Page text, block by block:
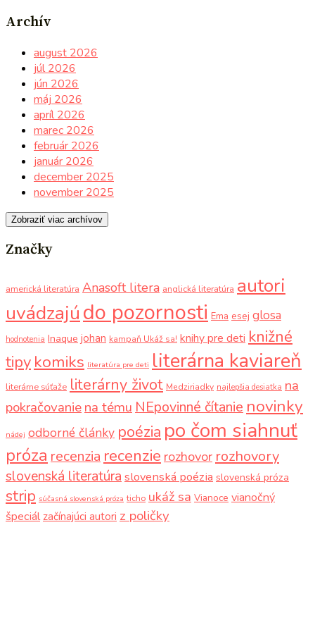
Archív
august 2026
júl 2026
jún 2026
máj 2026
apríl 2026
marec 2026
február 2026
január 2026
december 2025
november 2025
Zobraziť viac archívov
Značky
americká literatúra Anasoft litera anglická literatúra autori
uvádzajúdo pozornosti Ema esej glosa
hodnotenia Inaque johan kampaň Ukáž sa! knihy pre deti knižné
tipy komiks literatúra pre deti literárna kaviareň
literárne súťaže literárny život Medziriadky najlepšia desiatka na
pokračovaniena tému NEpovinné čítanie novinky
nádej odborné články poézia po čom siahnuť
próza recenzia recenzie rozhovor rozhovory
slovenská literatúra slovenská poézia slovenská próza
strip súčasná slovenská próza ticho ukáž sa Vianoce vianočný
špeciál začínajúci autori z poličky